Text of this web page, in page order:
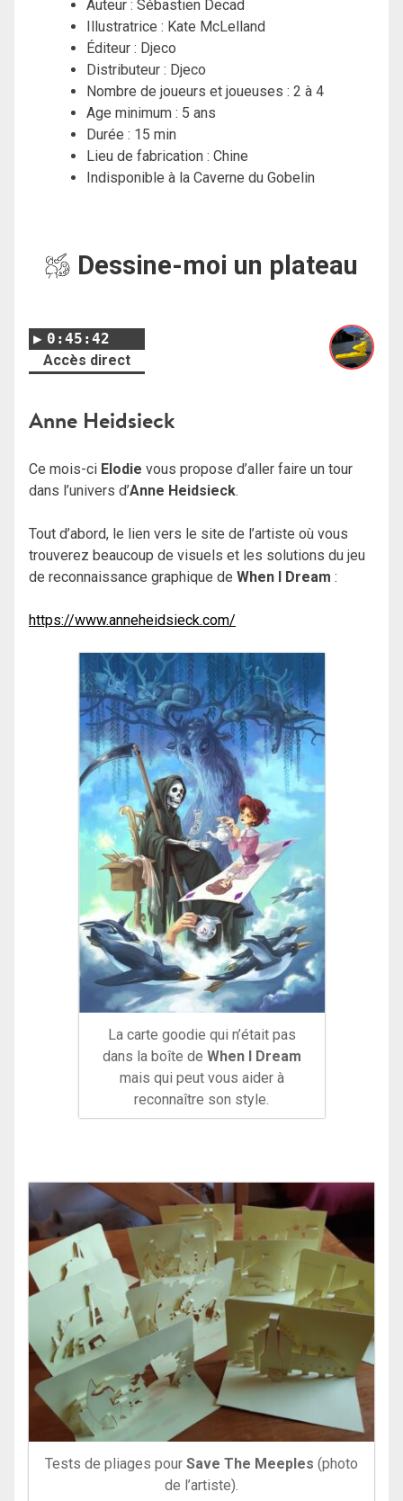
Auteur : Sébastien Decad
Illustratrice : Kate McLelland
Éditeur : Djeco
Distributeur : Djeco
Nombre de joueurs et joueuses : 2 à 4
Age minimum : 5 ans
Durée : 15 min
Lieu de fabrication : Chine
Indisponible à la Caverne du Gobelin
Dessine-moi un plateau
0:45:42
Accès direct
Anne Heidsieck
Ce mois-ci Elodie vous propose d’aller faire un tour
dans l’univers d’Anne Heidsieck.
Tout d’abord, le lien vers le site de l’artiste où vous
trouverez beaucoup de visuels et les solutions du jeu
de reconnaissance graphique de When I Dream :
https://www.anneheidsieck.com/
La carte goodie qui n’était pas
dans la boîte de When I Dream
mais qui peut vous aider à
reconnaître son style.
Tests de pliages pour Save The Meeples (photo
de l’artiste).